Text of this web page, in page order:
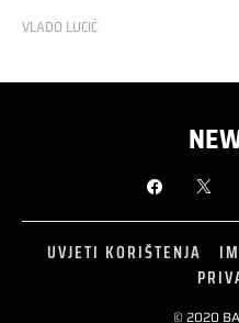
VLADO LUCIĆ
UVJETI KORIŠTENJA
© 2020